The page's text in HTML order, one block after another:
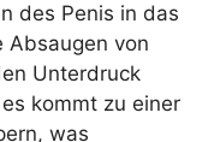
des Penis in das
Absaugen von
Unterdruck
kommt zu einer
was